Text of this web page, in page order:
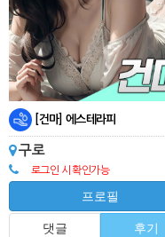
[건마] 에스테라피
구로
로그인 시 확인가능
프로필
댓글 후기